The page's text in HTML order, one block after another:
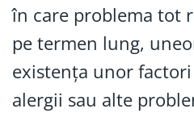
în care problema tot
pe termen lung,
existența unor
alergii sau alte